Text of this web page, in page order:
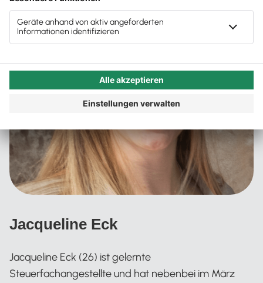
Jacqueline Eck
Jacqueline Eck (26) ist gelernte
Steuerfachangestellte und hat nebenbei im März